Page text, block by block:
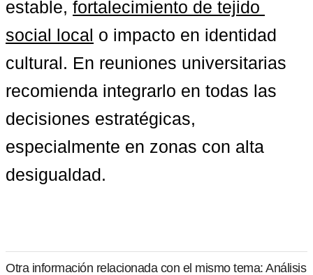
estable, fortalecimiento de tejido
social local o impacto en identidad
cultural. En reuniones universitarias
recomienda integrarlo en todas las
decisiones estratégicas,
especialmente en zonas con alta
desigualdad.
Otra información relacionada con el mismo tema: Análisis